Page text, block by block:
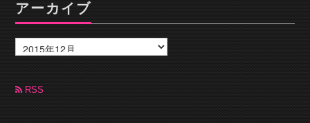
アーカイブ
ー
カ
ブRSS